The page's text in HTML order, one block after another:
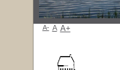
A- A A+